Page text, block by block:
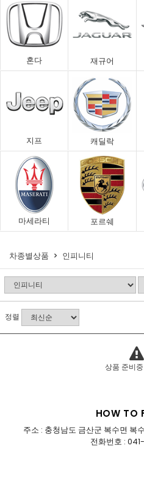
혼다 재규어
지프 캐딜락
마세라티 포르쉐
차종별상품 인피니티
정렬
상품 준비
HOW TO
주소 : 충청남도 금산군 복수면
전화번호 :